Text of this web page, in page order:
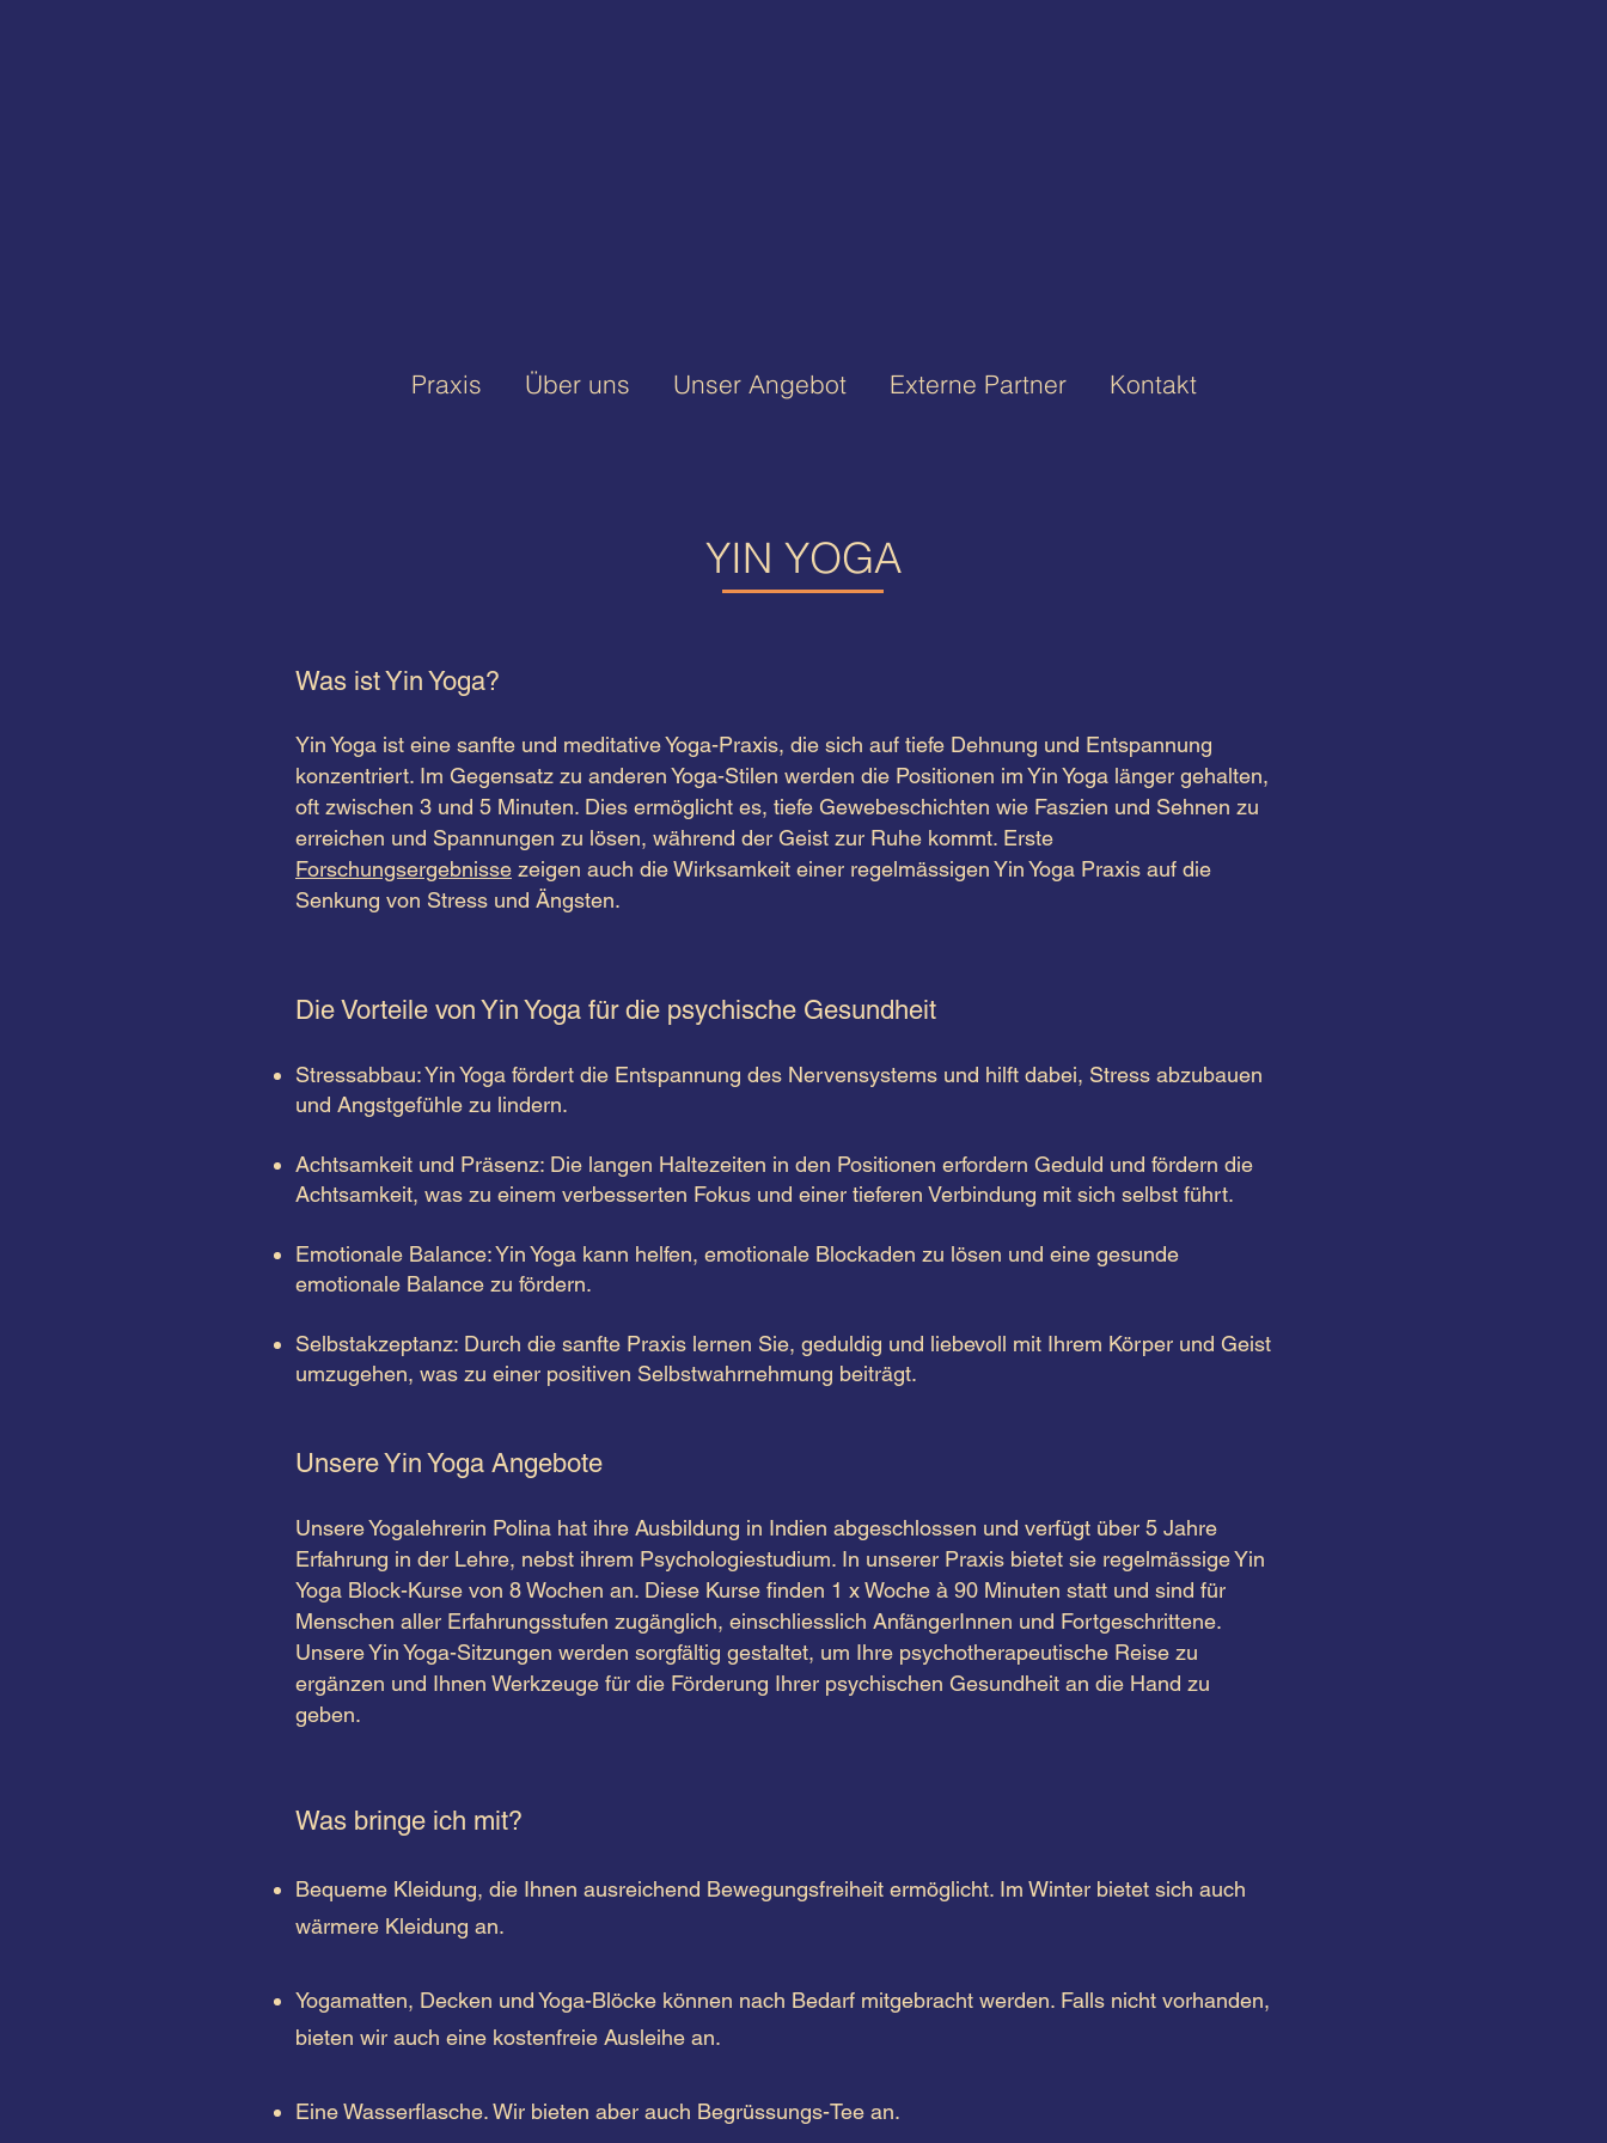
Praxis Über uns Unser Angebot Externe Partner Kontakt
YIN YOGA
Was ist Yin Yoga?
Yin Yoga ist eine sanfte und meditative Yoga-Praxis, die sich auf tiefe Dehnung und Entspannung
konzentriert. Im Gegensatz zu anderen Yoga-Stilen werden die Positionen im Yin Yoga länger gehalten,
oft zwischen 3 und 5 Minuten. Dies ermöglicht es, tiefe Gewebeschichten wie Faszien und Sehnen zu
erreichen und Spannungen zu lösen, während der Geist zur Ruhe kommt. Erste
Forschungsergebnisse zeigen auch die Wirksamkeit einer regelmässigen Yin Yoga Praxis auf die
Senkung von Stress und Ängsten.
Die Vorteile von Yin Yoga für die psychische Gesundheit
Stressabbau: Yin Yoga fördert die Entspannung des Nervensystems und hilft dabei, Stress abzubauen
und Angstgefühle zu lindern.
Achtsamkeit und Präsenz: Die langen Haltezeiten in den Positionen erfordern Geduld und fördern die
Achtsamkeit, was zu einem verbesserten Fokus und einer tieferen Verbindung mit sich selbst führt.
Emotionale Balance: Yin Yoga kann helfen, emotionale Blockaden zu lösen und eine gesunde
emotionale Balance zu fördern.
Selbstakzeptanz: Durch die sanfte Praxis lernen Sie, geduldig und liebevoll mit Ihrem Körper und Geist
umzugehen, was zu einer positiven Selbstwahrnehmung beiträgt.
Unsere Yin Yoga Angebote
Unsere Yogalehrerin Polina hat ihre Ausbildung in Indien abgeschlossen und verfügt über 5 Jahre
Erfahrung in der Lehre, nebst ihrem Psychologiestudium. In unserer Praxis bietet sie regelmässige Yin
Yoga Block-Kurse von 8 Wochen an. Diese Kurse finden 1 x Woche à 90 Minuten statt und sind für
Menschen aller Erfahrungsstufen zugänglich, einschliesslich AnfängerInnen und Fortgeschrittene.
Unsere Yin Yoga-Sitzungen werden sorgfältig gestaltet, um Ihre psychotherapeutische Reise zu
ergänzen und Ihnen Werkzeuge für die Förderung Ihrer psychischen Gesundheit an die Hand zu
geben.
Was bringe ich mit?
Bequeme Kleidung, die Ihnen ausreichend Bewegungsfreiheit ermöglicht. Im Winter bietet sich auch
wärmere Kleidung an.
Yogamatten, Decken und Yoga-Blöcke können nach Bedarf mitgebracht werden. Falls nicht vorhanden,
bieten wir auch eine kostenfreie Ausleihe an. ​
Eine Wasserflasche. Wir bieten aber auch Begrüssungs-Tee an. ​​​